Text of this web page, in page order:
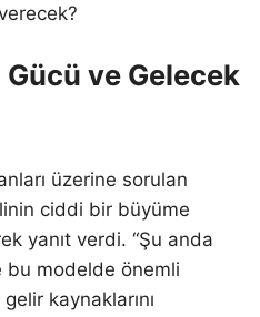
ve Gelecek
üzerine sorulan
ciddi bir büyüme
yanıt verdi. “Şu anda
bu modelde önemli
kaynaklarını